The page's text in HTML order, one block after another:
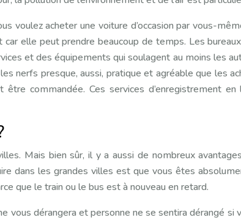
voulez acheter une voiture d’occasion par vous-
elle peut prendre beaucoup de temps. Les
et des équipements qui soulagent au moins les
nerfs presque, aussi, pratique et agréable que les
commandée. Ces services d’enregistrement
Mais bien sûr, il y a aussi de nombreux
dans les grandes villes est que vous êtes
que le train ou le bus est à nouveau en retard.
vous dérangera et personne ne se sentira dérangé si